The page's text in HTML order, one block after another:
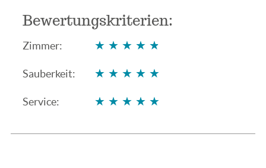
Bewertungskriterien:
Zimmer: ★★★★★
★★★★★
Sauberkeit: ★★★★★
★★★★★
Service: ★★★★★
★★★★★